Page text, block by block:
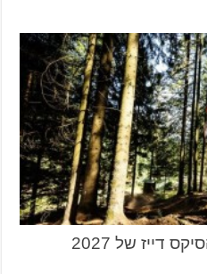
של 2027